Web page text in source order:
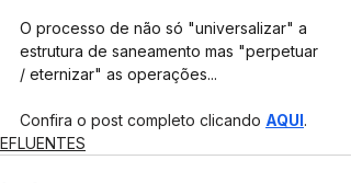
O processo de não só "universalizar" a
estrutura de saneamento mas "perpetuar
/ eternizar" as operações...
Confira o post completo clicando AQUI.
EFLUENTES